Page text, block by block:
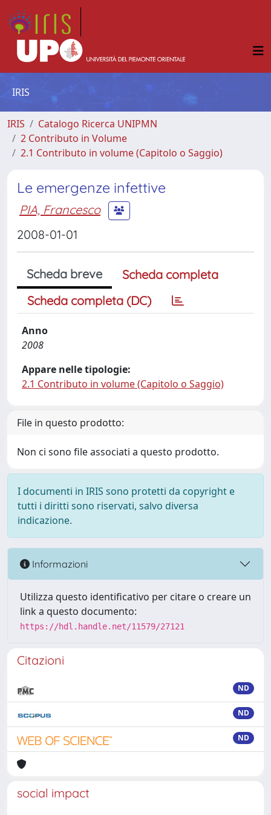
IRIS
IRIS
Catalogo Ricerca UNIPMN
2 Contributo in Volume
2.1 Contributo in volume (Capitolo o Saggio)
Le emergenze infettive
PIA, Francesco
2008-01-01
Scheda breve
Scheda completa
Scheda completa (DC)
Anno
2008
Appare nelle tipologie:
2.1 Contributo in volume (Capitolo o Saggio)
File in questo prodotto:
Non ci sono file associati a questo prodotto.
I documenti in IRIS sono protetti da copyright e
tutti i diritti sono riservati, salvo diversa
indicazione.
Informazioni
Utilizza questo identificativo per citare o creare un
link a questo documento:
https://hdl.handle.net/11579/27121
Citazioni
ND
ND
ND
social impact